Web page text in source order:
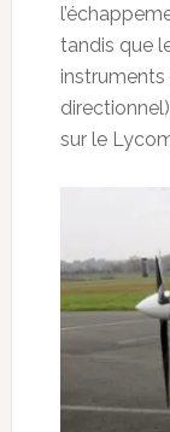
tandis que
instruments
sur le